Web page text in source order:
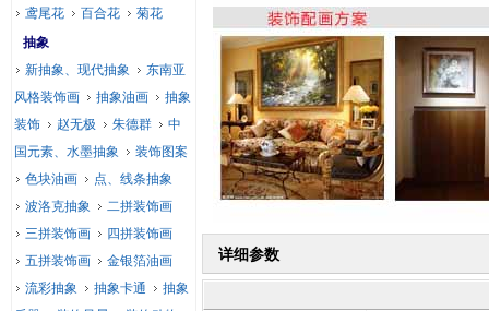
详细参数
鸢尾花
百合花
菊花
抽象
新抽象、现代抽象
东南亚
风格装饰画
抽象油画
抽象
装饰
赵无极 朱德群
中
国元素、水墨抽象
装饰图案
色块油画
点、线条抽象
波洛克抽象
二拼装饰画
三拼装饰画
四拼装饰画
五拼装饰画
金银箔油画
流彩抽象
抽象卡通
抽象